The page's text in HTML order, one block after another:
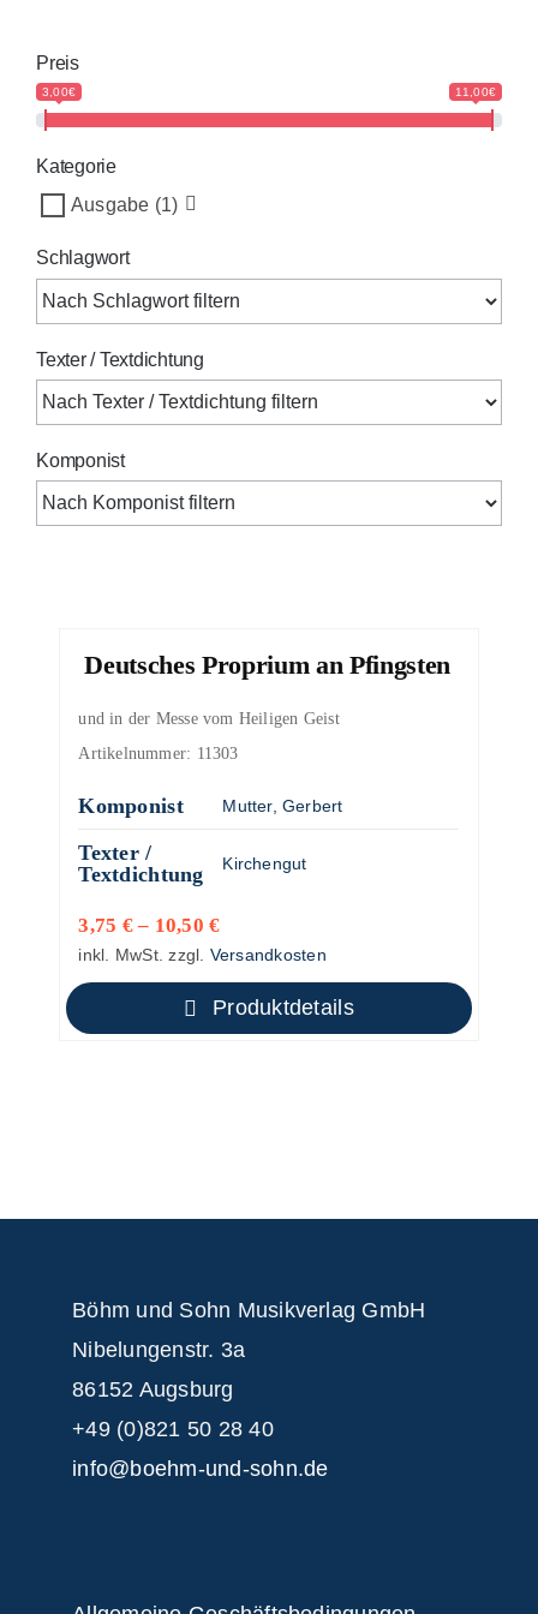
Deutsches Proprium an Pfingsten
und in der Messe vom Heiligen Geist
Artikelnummer: 11303
Komponist Mutter, Gerbert
Texter /
Textdichtung
Kirchengut
3,75 €– 10,50€
inkl. MwSt. zzgl. Versandkosten
Produktdetails
Preis
3,00€ 11,00€
Kategorie
Ausgabe (1)
Schlagwort
Texter / Textdichtung
Komponist
Böhm und Sohn Musikverlag GmbH
Nibelungenstr. 3a
86152 Augsburg
+49 (0)821 50 28 40
info@boehm-und-sohn.de